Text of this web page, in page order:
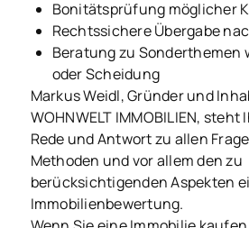
Bonitätsprüfung möglicher
Rechtssichere Übergabe
Beratung zu Sonderthemen
oder Scheidung
Markus Weidl, Gründer und
WOHNWELT IMMOBILIEN,
Rede und Antwort zu allen
Methoden und vor allem den zu
berücksichtigenden Aspekten
Immobilienbewertung.